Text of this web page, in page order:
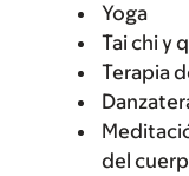
Yoga
Tai chi y
Terapia
del